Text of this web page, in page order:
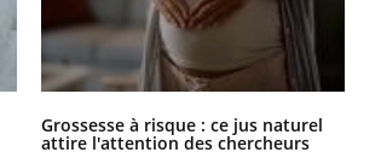
Grossesse à risque : ce jus naturel
attire l'attention des chercheurs